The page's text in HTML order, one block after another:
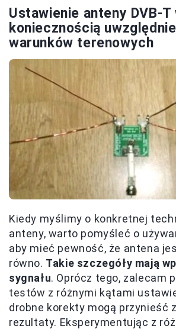
Ustawienie anteny DVB-T
koniecznością
warunków terenowych
Kiedy myślimy o konkretnej
anteny, warto pomyśleć o
aby mieć pewność, że antena
równo. Takie szczegóły mają
sygnału. Oprócz tego, zalecam
testów z różnymi kątami
drobne korekty mogą przynieść
rezultaty. Eksperymentując z